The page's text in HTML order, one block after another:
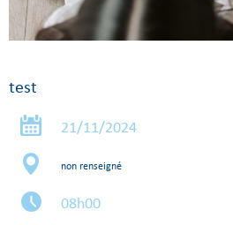
test
21/11/2024
non renseigné
08h00